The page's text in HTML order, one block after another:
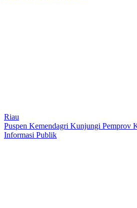
Riau
Puspen Kemendagri Kunjungi Pemprov
Informasi Publik